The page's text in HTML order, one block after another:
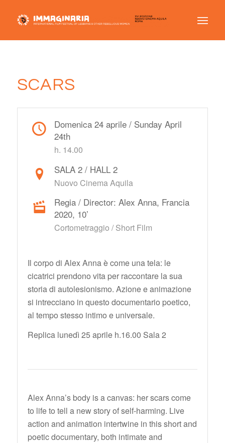
SCARS
Domenica 24 aprile / Sunday April
24th
h. 14.00
SALA 2 / HALL 2
Nuovo Cinema Aquila
Regia / Director: Alex Anna, Francia
2020, 10’
Cortometraggio / Short Film
Il corpo di Alex Anna è come una tela: le
cicatrici prendono vita per raccontare la sua
storia di autolesionismo. Azione e animazione
si intrecciano in questo documentario poetico,
al tempo stesso intimo e universale.
Replica lunedì 25 aprile h.16.00 Sala 2
Alex Anna’s body is a canvas: her scars come
to life to tell a new story of self-harming. Live
action and animation intertwine in this short and
poetic documentary, both intimate and